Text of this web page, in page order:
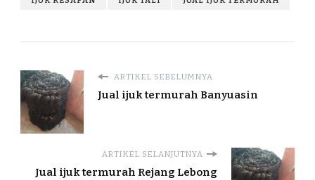
ARTIKEL SEBELUMNYA
Jual ijuk termurah Banyuasin
ARTIKEL SELANJUTNYA
Jual ijuk termurah Rejang Lebong